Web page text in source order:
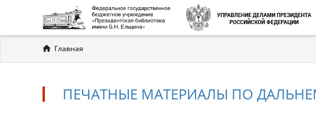
Вы
здесь
Главная
ПЕЧАТНЫЕ МАТЕРИАЛЫ ПО